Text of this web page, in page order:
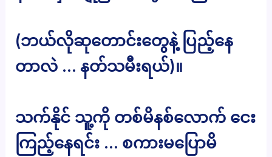
(ဘယ်လိုဆုတောင်းတွေနဲ့ ပြည့်နေ
တာလဲ … နတ်သမီးရယ်)။
သက်နိုင် သူ့ကို တစ်မိနစ်လောက် ငေး
ကြည့်နေရင်း … စကားမပြောမိ